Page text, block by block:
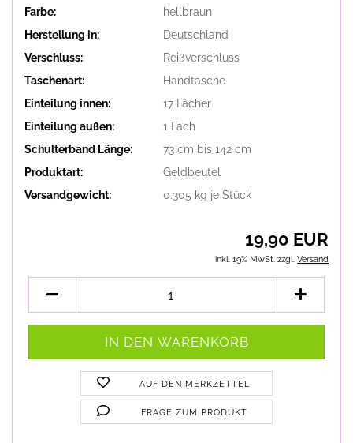
Farbe:
hellbraun
Herstellung in:
Deutschland
Verschluss:
Reißverschluss
Taschenart:
Handtasche
Einteilung innen:
17 Fächer
Einteilung außen:
1 Fach
Schulterband Länge:
73 cm bis 142 cm
Produktart:
Geldbeutel
Versandgewicht:
0.305 kg je Stück
19,90 EUR
inkl. 19% MwSt. zzgl. Versand
AUF DEN MERKZETTEL
FRAGE ZUM PRODUKT